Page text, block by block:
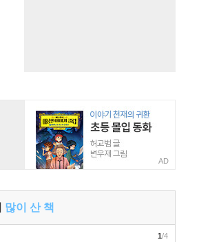
AD
많이 산 책
1/4